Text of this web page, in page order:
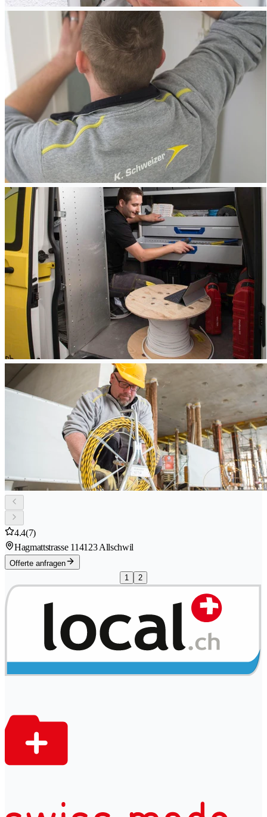
4.4(7)
Hagmattstrasse 114123 Allschwil
Offerte anfragen
1
2